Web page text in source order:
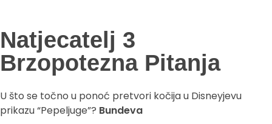
Natjecatelj 3
Brzopotezna Pitanja
U što se točno u ponoć pretvori kočija u Disneyjevu
prikazu “Pepeljuge”? Bundeva